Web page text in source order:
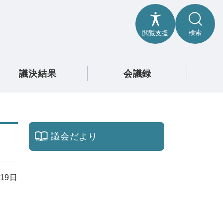
閲覧支援 検索
議決結果 会議録
日
議会だより